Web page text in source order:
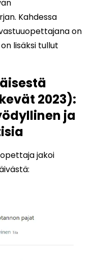
Kahdessa
on
lisäksi tullut
2023):
ja
jakoi